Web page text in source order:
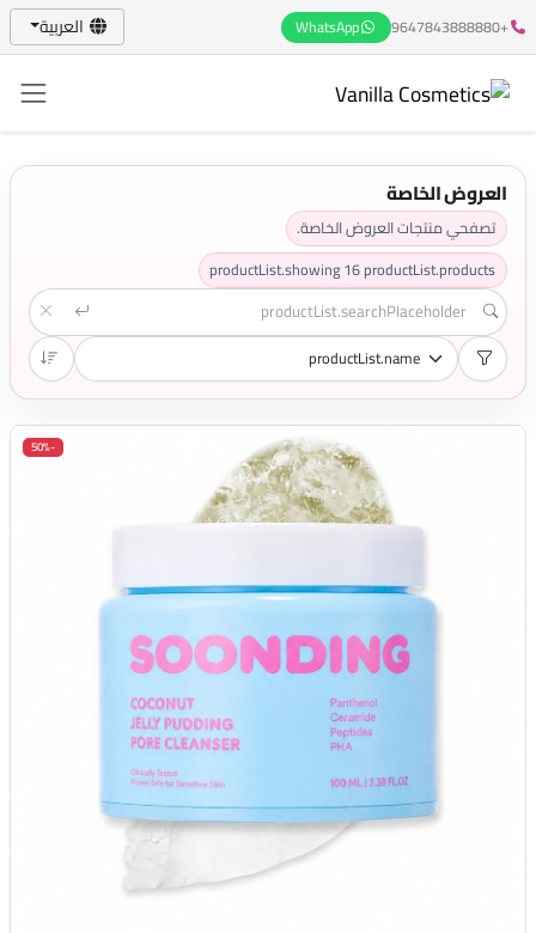
+9647843888880
WhatsApp العربية
العروض الخاصة
تصفحي منتجات العروض الخاصة.
productList.showing16productList.products
-50%